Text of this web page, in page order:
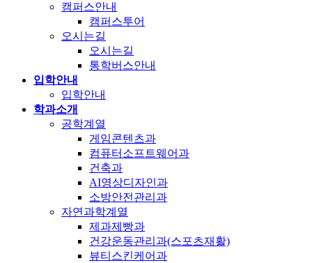
캠퍼스안내
캠퍼스투어
오시는길
오시는길
통학버스안내
입학안내
입학안내
학과소개
공학계열
게임콘텐츠과
컴퓨터소프트웨어과
건축과
AI영상디자인과
소방안전관리과
자연과학계열
제과제빵과
건강운동관리과(스포츠재활)
뷰티스킨케어과